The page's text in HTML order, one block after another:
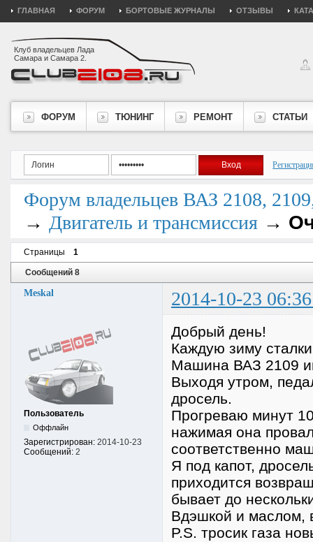
ГЛАВНАЯ ФОРУМ БОРТОВЫЕ ЖУРНАЛЫ ОТЗЫВЫ
Клуб владельцев Лада
Самара и Самара 2.
ФОРУМ ТЮНИНГ РЕМОНТ СТАТЬИ
Форум владельцев ВАЗ 2108,
→ Двигатель и трансмиссия →
Страницы 1
Сообщений 8
Meskal 2014-10-23
Пользователь
Оффлайн
Зарегистрирован: 2014-10-23
Сообщений: 2
Добрый день!
Каждую зиму
Машина ВАЗ 2109
Выходя утром,
дросель.
Прогреваю минут
нажимая она
соответственно
Я под капот,
приходится
бывает до
Вдэшкой и маслом,
P.S. тросик газа